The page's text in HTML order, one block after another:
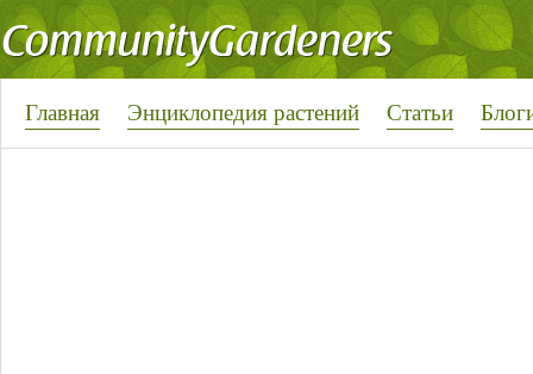
Главная Энциклопедия растений Статьи